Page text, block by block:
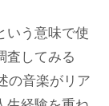
いう意味で使
査してみる
の音楽がリア